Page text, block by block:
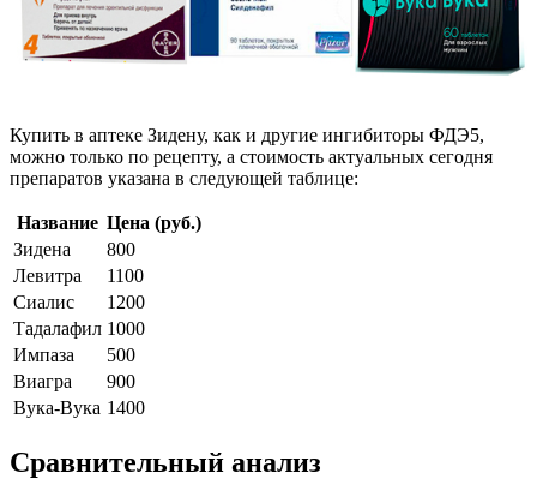
Купить в аптеке Зидену, как и другие ингибиторы ФДЭ5,
можно только по рецепту, а стоимость актуальных сегодня
препаратов указана в следующей таблице:
Название Цена (руб.)
Зидена
800
Левитра
1100
Сиалис
1200
Тадалафил 1000
Импаза
500
Виагра
900
Вука-Вука 1400
Сравнительный анализ